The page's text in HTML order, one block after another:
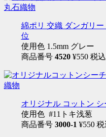
綿ポリ 交織 ダンガリ
位
使用色 1.5mm グレー
商品番号 4520¥550 税込
オリジナル コットン シ
使用色 #11トキ浅葱
商品番号 3000-1 ¥550 税